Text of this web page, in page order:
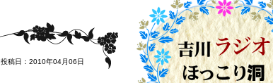
投稿日：2010年04月06日